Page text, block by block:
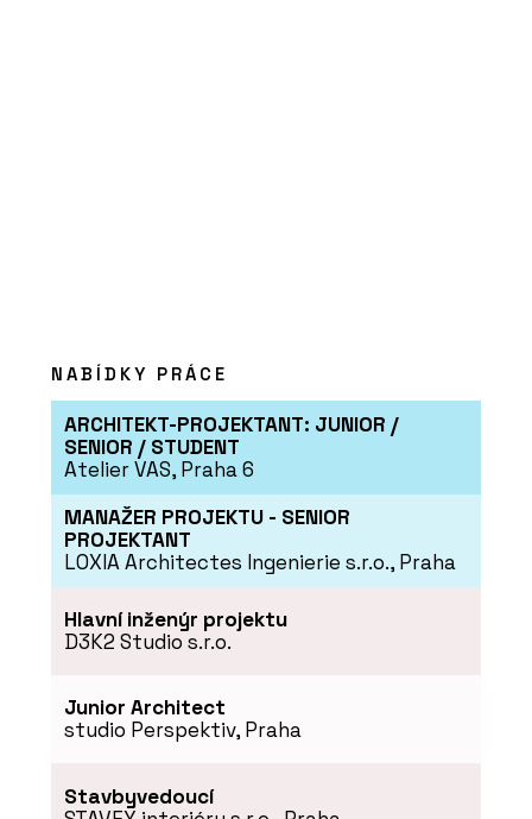
NABÍDKY PRÁCE
ARCHITEKT-PROJEKTANT: JUNIOR /
SENIOR / STUDENT
Atelier VAS, Praha 6
MANAŽER PROJEKTU - SENIOR
PROJEKTANT
LOXIA Architectes Ingenierie s.r.o., Praha
Hlavní inženýr projektu
D3K2 Studio s.r.o.
Junior Architect
studio Perspektiv, Praha
Stavbyvedoucí